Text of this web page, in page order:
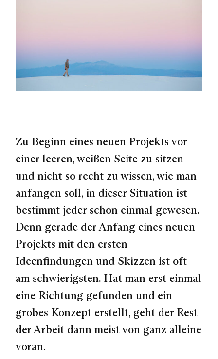
Zu Beginn eines neuen Projekts vor
einer leeren, weißen Seite zu sitzen
und nicht so recht zu wissen, wie man
anfangen soll, in dieser Situation ist
bestimmt jeder schon einmal gewesen.
Denn gerade der Anfang eines neuen
Projekts mit den ersten
Ideenfindungen und Skizzen ist oft
am schwierigsten. Hat man erst einmal
eine Richtung gefunden und ein
grobes Konzept erstellt, geht der Rest
der Arbeit dann meist von ganz alleine
voran.